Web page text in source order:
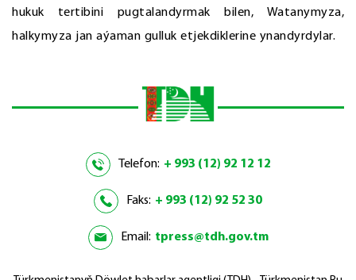
hukuk tertibini pugtalandyrmak bilen, Watanymyza,
halkymyza jan aýaman gulluk etjekdiklerine ynandyrdylar.
Telefon: + 993 (12) 92 12 12
Faks: + 993 (12) 92 52 30
Email: tpress@tdh.gov.tm